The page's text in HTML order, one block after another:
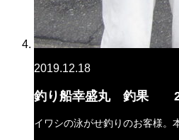
2019.12.18
釣り船幸盛丸 釣果
イワシの泳がせ釣りのお客様